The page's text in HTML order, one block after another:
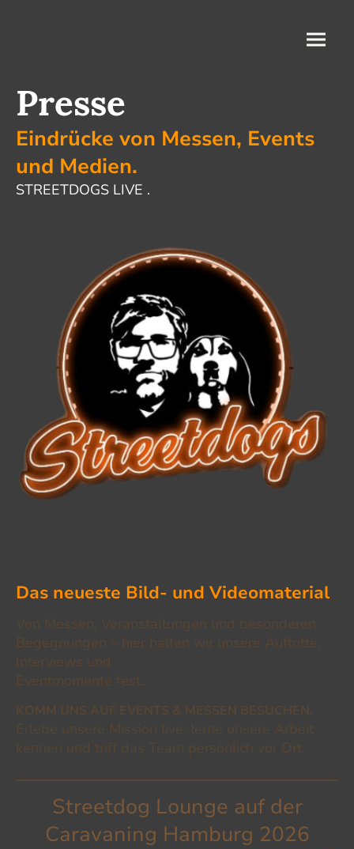
Presse
Eindrücke von Messen, Events
und Medien.
STREETDOGS LIVE .
Das neueste Bild- und Videomaterial
Von Messen, Veranstaltungen und besonderen
Begegnungen – hier halten wir unsere Auftritte,
Interviews und
Eventmomente fest.
KOMM UNS AUF EVENTS & MESSEN BESUCHEN.
Erlebe unsere Mission live, lerne unsere Arbeit
kennen und triff das Team persönlich vor Ort.
Streetdog Lounge auf der
Caravaning Hamburg 2026